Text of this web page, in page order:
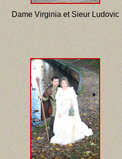
Dame Virginia et Sieur Ludovic